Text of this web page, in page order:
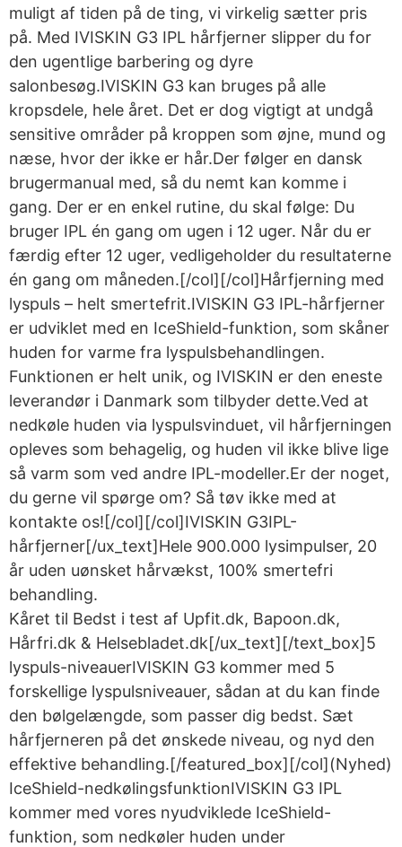
muligt af tiden på de ting, vi virkelig sætter pris
på. Med IVISKIN G3 IPL hårfjerner slipper du for
den ugentlige barbering og dyre
salonbesøg.IVISKIN G3 kan bruges på alle
kropsdele, hele året. Det er dog vigtigt at undgå
sensitive områder på kroppen som øjne, mund og
næse, hvor der ikke er hår.Der følger en dansk
brugermanual med, så du nemt kan komme i
gang. Der er en enkel rutine, du skal følge: Du
bruger IPL én gang om ugen i 12 uger. Når du er
færdig efter 12 uger, vedligeholder du resultaterne
én gang om måneden.[/col][/col]Hårfjerning med
lyspuls – helt smertefrit.IVISKIN G3 IPL-hårfjerner
er udviklet med en IceShield-funktion, som skåner
huden for varme fra lyspulsbehandlingen.
Funktionen er helt unik, og IVISKIN er den eneste
leverandør i Danmark som tilbyder dette.Ved at
nedkøle huden via lyspulsvinduet, vil hårfjerningen
opleves som behagelig, og huden vil ikke blive lige
så varm som ved andre IPL-modeller.Er der noget,
du gerne vil spørge om? Så tøv ikke med at
kontakte os![/col][/col]IVISKIN G3IPL-
hårfjerner[/ux_text]Hele 900.000 lysimpulser, 20
år uden uønsket hårvækst, 100% smertefri
behandling.
Kåret til Bedst i test af Upfit.dk, Bapoon.dk,
Hårfri.dk & Helsebladet.dk[/ux_text][/text_box]5
lyspuls-niveauerIVISKIN G3 kommer med 5
forskellige lyspulsniveauer, sådan at du kan finde
den bølgelængde, som passer dig bedst. Sæt
hårfjerneren på det ønskede niveau, og nyd den
effektive behandling.[/featured_box][/col](Nyhed)
IceShield-nedkølingsfunktionIVISKIN G3 IPL
kommer med vores nyudviklede IceShield-
funktion, som nedkøler huden under